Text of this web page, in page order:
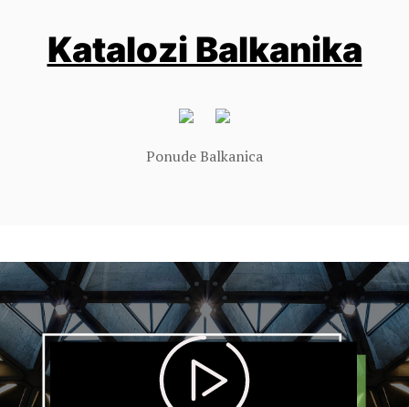
Katalozi Balkanika
Ponude Balkanica